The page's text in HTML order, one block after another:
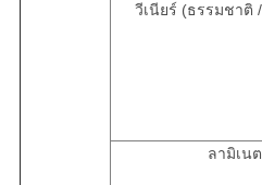
วีเนียร์ (ธรรมชาติ
ลามิเนต